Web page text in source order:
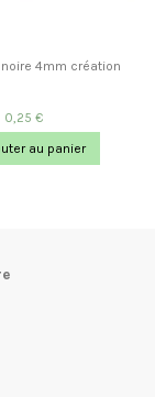
4mm création
0,25 €
au panier